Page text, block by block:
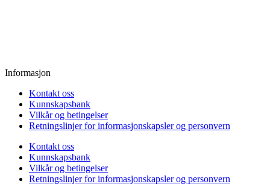
Informasjon
Kontakt oss
Kunnskapsbank
Vilkår og betingelser
Retningslinjer for informasjonskapsler og personvern
Kontakt oss
Kunnskapsbank
Vilkår og betingelser
Retningslinjer for informasjonskapsler og personvern